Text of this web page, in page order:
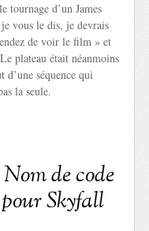
tournage d’un James
vous le dis, je devrais
de voir le film » et
plateau était néanmoins
séquence qui
la seule.
de code
Skyfall